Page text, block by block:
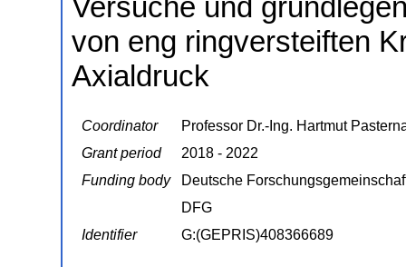
Versuche und
von eng ringversteiften
Axialdruck
Coordinator
Professor Dr.-Ing. Hartmut
Grant period
2018 - 2022
Funding body
Deutsche
DFG
Identifier
G:(GEPRIS)408366689